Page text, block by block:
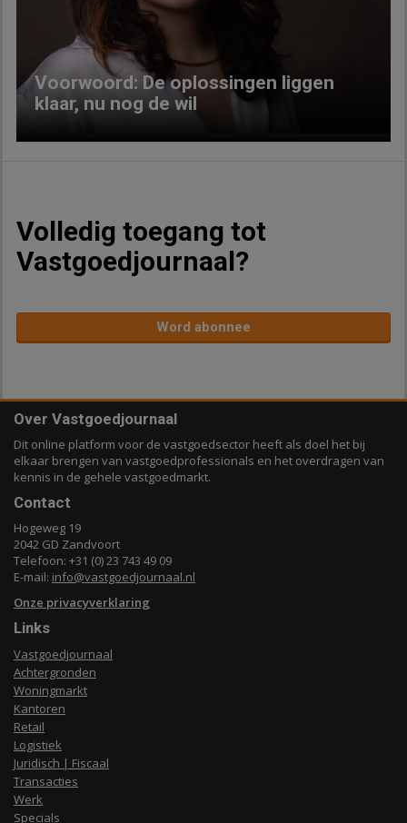
Voorwoord: De oplossingen liggen
klaar, nu nog de wil
Volledig toegang tot
Vastgoedjournaal?
Word abonnee
Over Vastgoedjournaal
Dit online platform voor de vastgoedsector heeft als doel het bij
elkaar brengen van vastgoedprofessionals en het overdragen van
kennis in de gehele vastgoedmarkt.
Contact
Hogeweg 19
2042 GD Zandvoort
Telefoon: +31 (0) 23 743 49 09
E-mail: info@vastgoedjournaal.nl
Onze privacyverklaring
Links
Vastgoedjournaal
Achtergronden
Woningmarkt
Kantoren
Retail
Logistiek
Juridisch | Fiscaal
Transacties
Werk
Specials